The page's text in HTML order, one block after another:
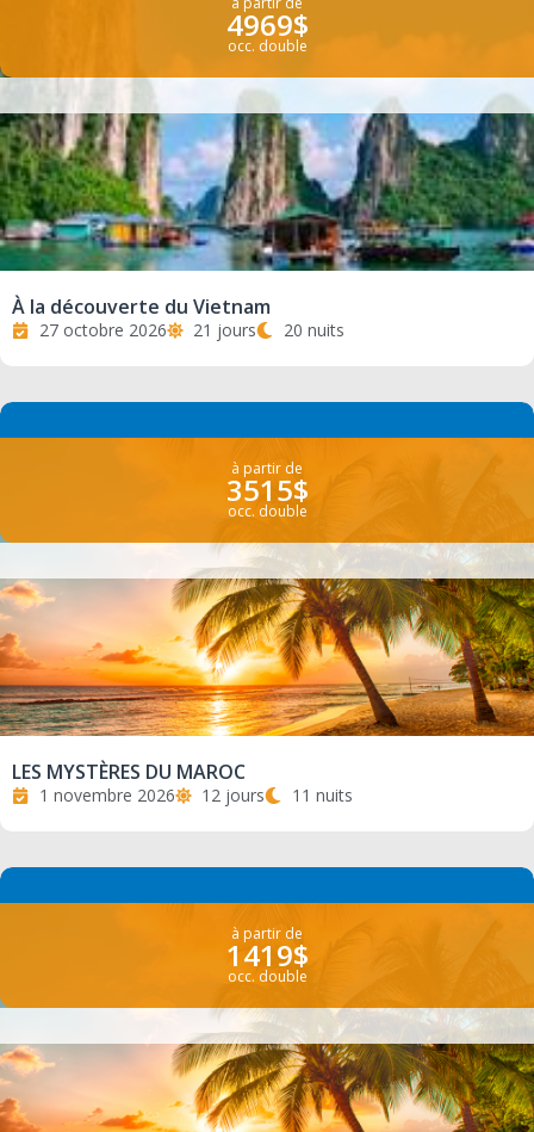
4969$
occ. double
À la découverte du Vietnam
27 octobre 2026 21 jours 20 nuits
à partir de
3515$
occ. double
LES MYSTÈRES DU MAROC
1 novembre 2026 12 jours 11 nuits
à partir de
1419$
occ. double